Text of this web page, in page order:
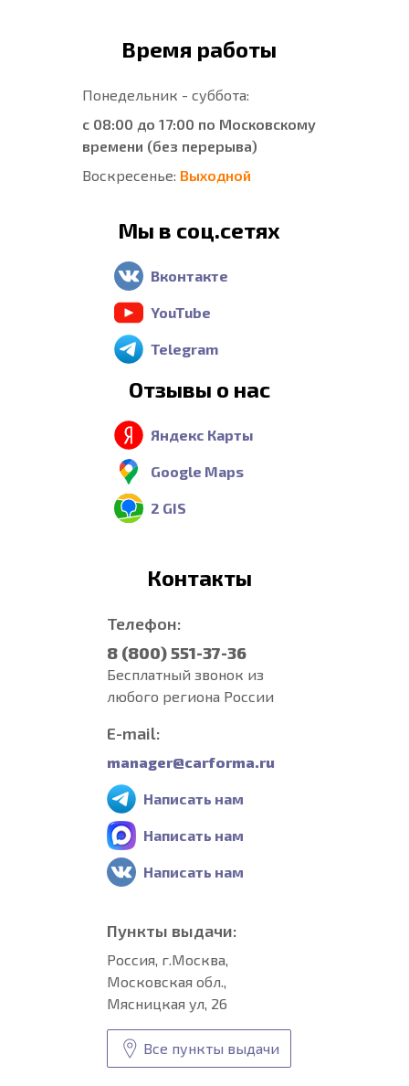
Время работы
Понедельник - суббота:
с 08:00 до 17:00 по Московскому
времени (без перерыва)
Воскресенье: Выходной
Мы в соц.сетях
Вконтакте
YouTube
Telegram
Отзывы о нас
Яндекс Карты
Google Maps
2 GIS
Контакты
Телефон:
8 (800) 551-37-36
Бесплатный звонок из
любого региона России
E-mail:
manager@carforma.ru
Написать нам
Написать нам
Написать нам
Пункты выдачи:
Россия, г.Москва,
Московская обл.,
Мясницкая ул, 26
Все пункты выдачи